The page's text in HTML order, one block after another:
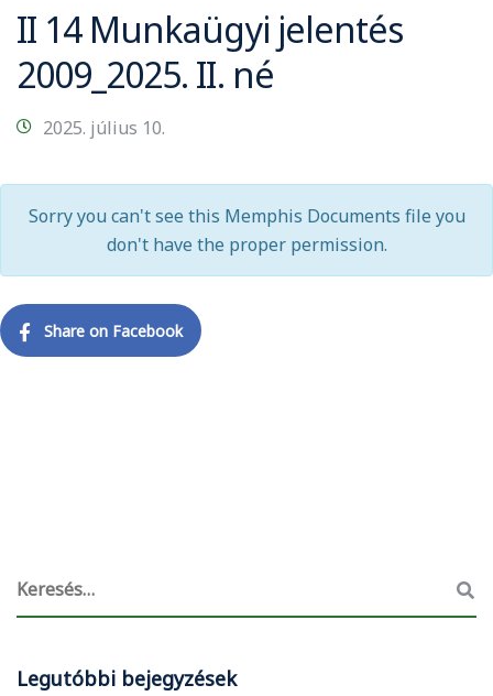
II 14 Munkaügyi jelentés
2009_2025. II. né
2025. július 10.
Sorry you can't see this Memphis Documents file you
don't have the proper permission.
Share on Facebook
Legutóbbi bejegyzések